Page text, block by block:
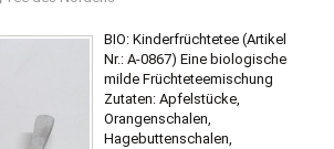
BIO: Kinderfrüchtetee (Artikel
Nr.: A-0867) Eine biologische
milde Früchteteemischung
Zutaten: Apfelstücke,
Orangenschalen,
Hagebuttenschalen,